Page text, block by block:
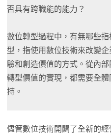
否具有跨職能的能力？
數位轉型過程中，有無哪些
型，指使用數位技術來改變
驗和創造價值的方式。從內
轉型價值的實現，都需要全
持。
儘管數位技術開闢了全新的